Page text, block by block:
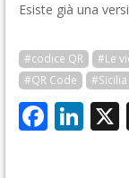
Esiste già una
#codice QR #Le
#QR Code
#Sicilia